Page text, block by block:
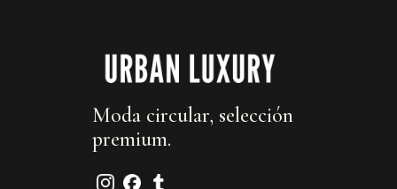
Moda circular, selección
premium.